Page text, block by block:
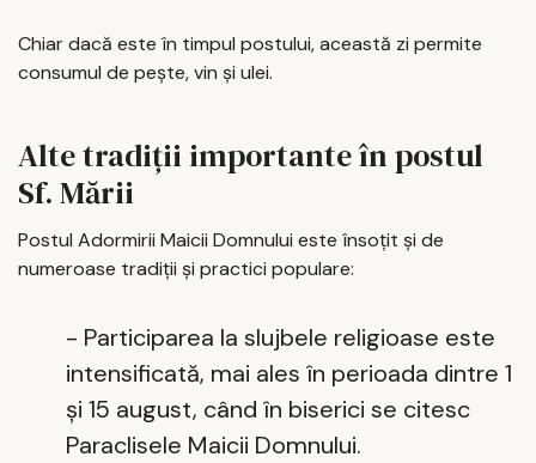
Chiar dacă este în timpul postului, această zi permite
consumul de pește, vin și ulei.
Alte tradiții importante în postul
Sf. Mării
Postul Adormirii Maicii Domnului este însoțit și de
numeroase tradiții și practici populare:
- Participarea la slujbele religioase este
intensificată, mai ales în perioada dintre 1
și 15 august, când în biserici se citesc
Paraclisele Maicii Domnului.